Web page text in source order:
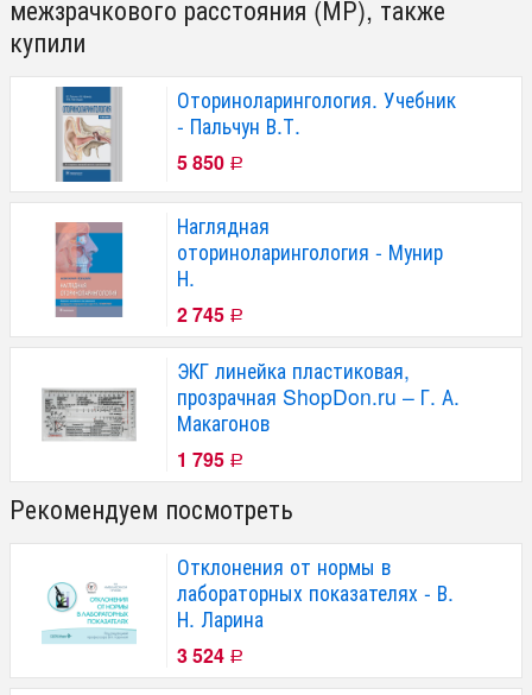
межзрачкового расстояния (МР), также
купили
Оториноларингология. Учебник
- Пальчун В.Т.
5 850 Р
Наглядная
оториноларингология - Мунир
Н.
2 745 Р
ЭКГ линейка пластиковая,
прозрачная ShopDon.ru – Г. А.
Макагонов
1 795 Р
Рекомендуем посмотреть
Отклонения от нормы в
лабораторных показателях - В.
Н. Ларина
3 524 Р